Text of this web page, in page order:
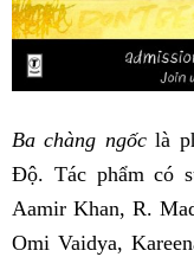
Ba chàng ngốclà
Độ. Tác phẩm có
Aamir Khan, R.
Omi Vaidya,